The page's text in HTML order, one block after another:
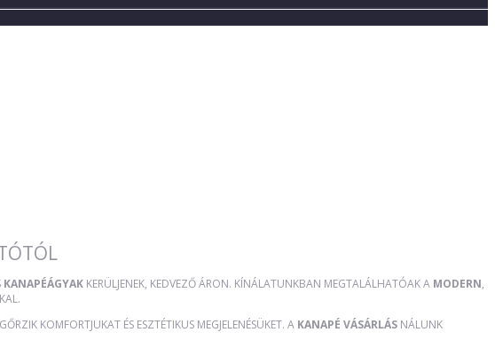
KANAPÉÁGYAK KERÜLJENEK, KEDVEZŐ ÁRON. KÍNÁLATUNKBAN MEGTALÁLHATÓAK A MODERN,
KOMFORTJUKAT ÉS ESZTÉTIKUS MEGJELENÉSÜKET. A KANAPÉ VÁSÁRLÁS NÁLUNK